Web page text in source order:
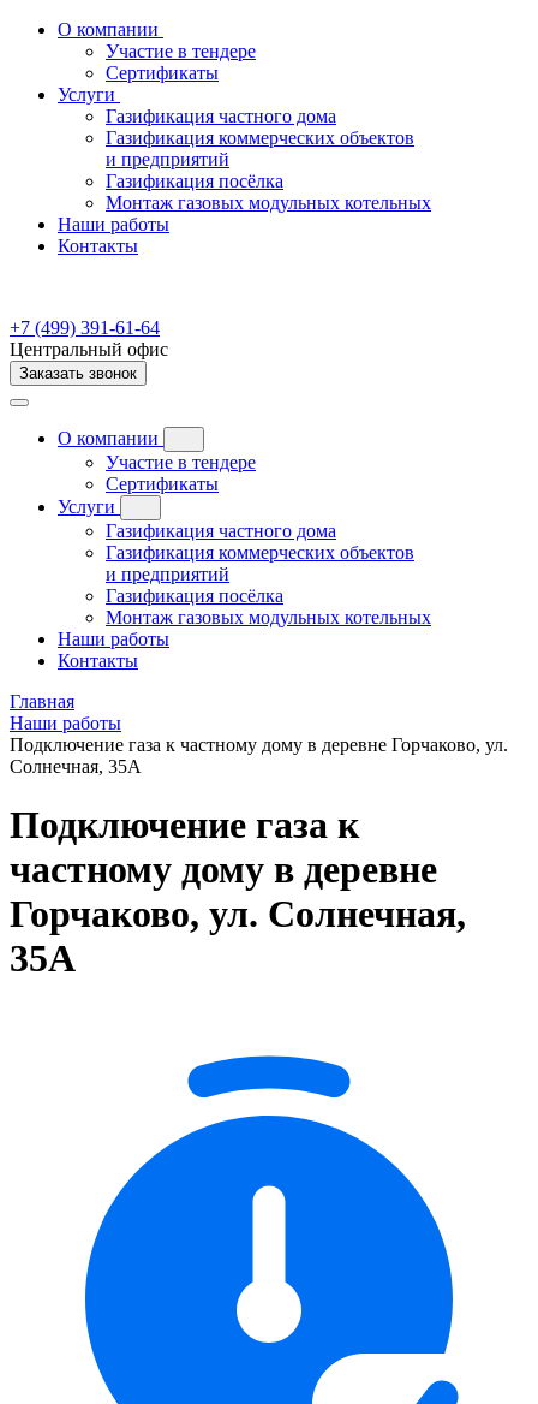
О компании
Участие в тендере
Сертификаты
Услуги
Газификация частного дома
Газификация коммерческих объектов
и предприятий
Газификация посёлка
Монтаж газовых модульных котельных
Наши работы
Контакты
+7 (499) 391-61-64
Центральный офис
Заказать звонок
О компании
Участие в тендере
Сертификаты
Услуги
Газификация частного дома
Газификация коммерческих объектов
и предприятий
Газификация посёлка
Монтаж газовых модульных котельных
Наши работы
Контакты
Главная
Наши работы
Подключение газа к частному дому в деревне Горчаково, ул.
Солнечная, 35А
Подключение газа к
частному дому в деревне
Горчаково, ул. Солнечная,
35А